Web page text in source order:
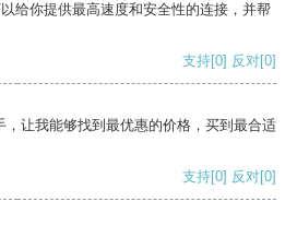
给你提供最高速度和安全性的连接，并帮
支持[0] 反对[0]
，让我能够找到最优惠的价格，买到最合适
支持[0] 反对[0]